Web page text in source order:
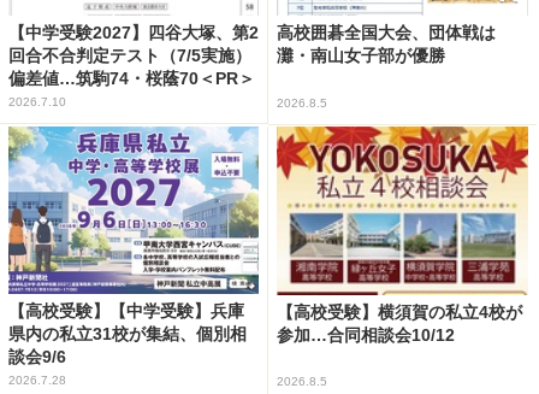
【中学受験2027】四谷大塚、第2
回合不合判定テスト（7/5実施）
偏差値…筑駒74・桜蔭70＜PR＞
2026.7.10
高校囲碁全国大会、団体戦は
灘・南山女子部が優勝
2026.8.5
【高校受験】【中学受験】兵庫
県内の私立31校が集結、個別相
談会9/6
2026.7.28
【高校受験】横須賀の私立4校が
参加…合同相談会10/12
2026.8.5